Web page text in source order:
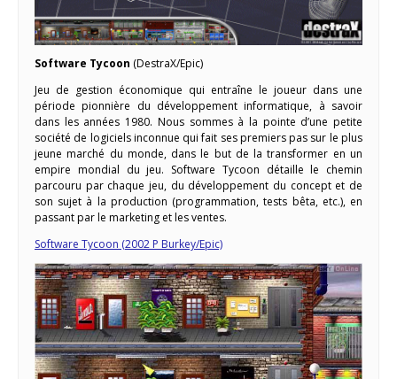
Software Tycoon (DestraX/Epic)
Jeu de gestion économique qui entraîne le joueur dans une
période pionnière du développement informatique, à savoir
dans les années 1980. Nous sommes à la pointe d’une petite
société de logiciels inconnue qui fait ses premiers pas sur le plus
jeune marché du monde, dans le but de la transformer en un
empire mondial du jeu. Software Tycoon détaille le chemin
parcouru par chaque jeu, du développement du concept et de
son sujet à la production (programmation, tests bêta, etc.), en
passant par le marketing et les ventes.
Software Tycoon (2002 P Burkey/Epic)